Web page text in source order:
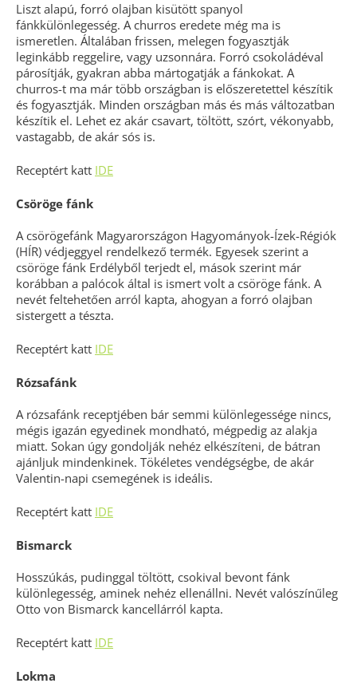
Liszt alapú, forró olajban kisütött spanyol
fánkkülönlegesség. A churros eredete még ma is
ismeretlen. Általában frissen, melegen fogyasztják
leginkább reggelire, vagy uzsonnára. Forró csokoládéval
párosítják, gyakran abba mártogatják a fánkokat. A
churros-t ma már több országban is előszeretettel készítik
és fogyasztják. Minden országban más és más változatban
készítik el. Lehet ez akár csavart, töltött, szórt, vékonyabb,
vastagabb, de akár sós is.
Receptért katt IDE
Csöröge fánk
A csörögefánk Magyarországon Hagyományok-Ízek-Régiók
(HÍR) védjeggyel rendelkező termék. Egyesek szerint a
csöröge fánk Erdélyből terjedt el, mások szerint már
korábban a palócok által is ismert volt a csöröge fánk. A
nevét feltehetően arról kapta, ahogyan a forró olajban
sistergett a tészta.
Receptért katt IDE
Rózsafánk
A rózsafánk receptjében bár semmi különlegessége nincs,
mégis igazán egyedinek mondható, mégpedig az alakja
miatt. Sokan úgy gondolják nehéz elkészíteni, de bátran
ajánljuk mindenkinek. Tökéletes vendégségbe, de akár
Valentin-napi csemegének is ideális.
Receptért katt IDE
Bismarck
Hosszúkás, pudinggal töltött, csokival bevont fánk
különlegesség, aminek nehéz ellenállni. Nevét valószínűleg
Otto von Bismarck kancellárról kapta.
Receptért katt IDE
Lokma